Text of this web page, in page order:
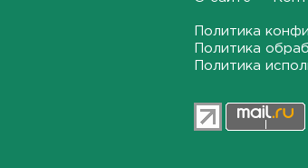
От Wildberries — со справкой.
Как предпринимателям
подтвердить ущерб от атак
Политика
Политика
Политика